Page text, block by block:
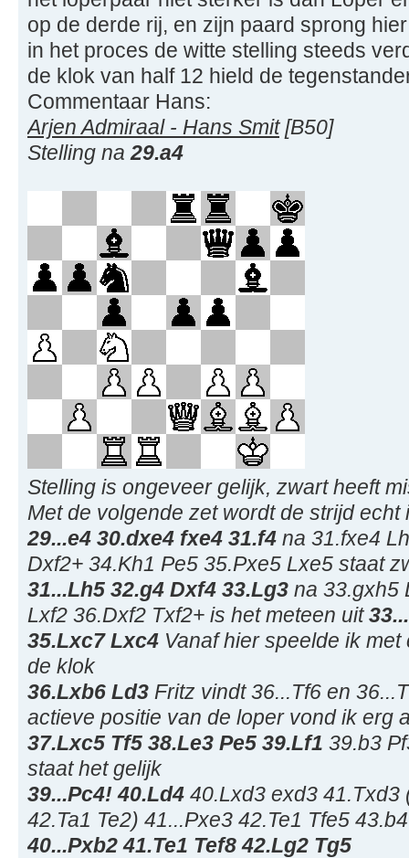
op de derde rij, en zijn paard sprong
in het proces de witte stelling steeds
de klok van half 12 hield de
Commentaar Hans:
Arjen Admiraal - Hans Smit[B50]
Stelling na 29.a4
Stelling is ongeveer gelijk, zwart heeft
Met de volgende zet wordt de strijd echt
29...e4 30.dxe4 fxe4 31.f4 na 31.fxe4
Dxf2+ 34.Kh1 Pe5 35.Pxe5 Lxe5 staat
31...Lh5 32.g4 Dxf4 33.Lg3 na 33.gxh5
Lxf2 36.Dxf2 Txf2+ is het meteen uit
35.Lxc7 Lxc4 Vanaf hier speelde ik
de klok
36.Lxb6 Ld3 Fritz vindt 36...Tf6 en
actieve positie van de loper vond ik erg
37.Lxc5 Tf5 38.Le3 Pe5 39.Lf1 39.b3
staat het gelijk
39...Pc4! 40.Ld4 40.Lxd3 exd3 41.Txd3
42.Ta1 Te2) 41...Pxe3 42.Te1 Tfe5
40...Pxb2 41.Te1 Tef8 42.Lg2 Tg5